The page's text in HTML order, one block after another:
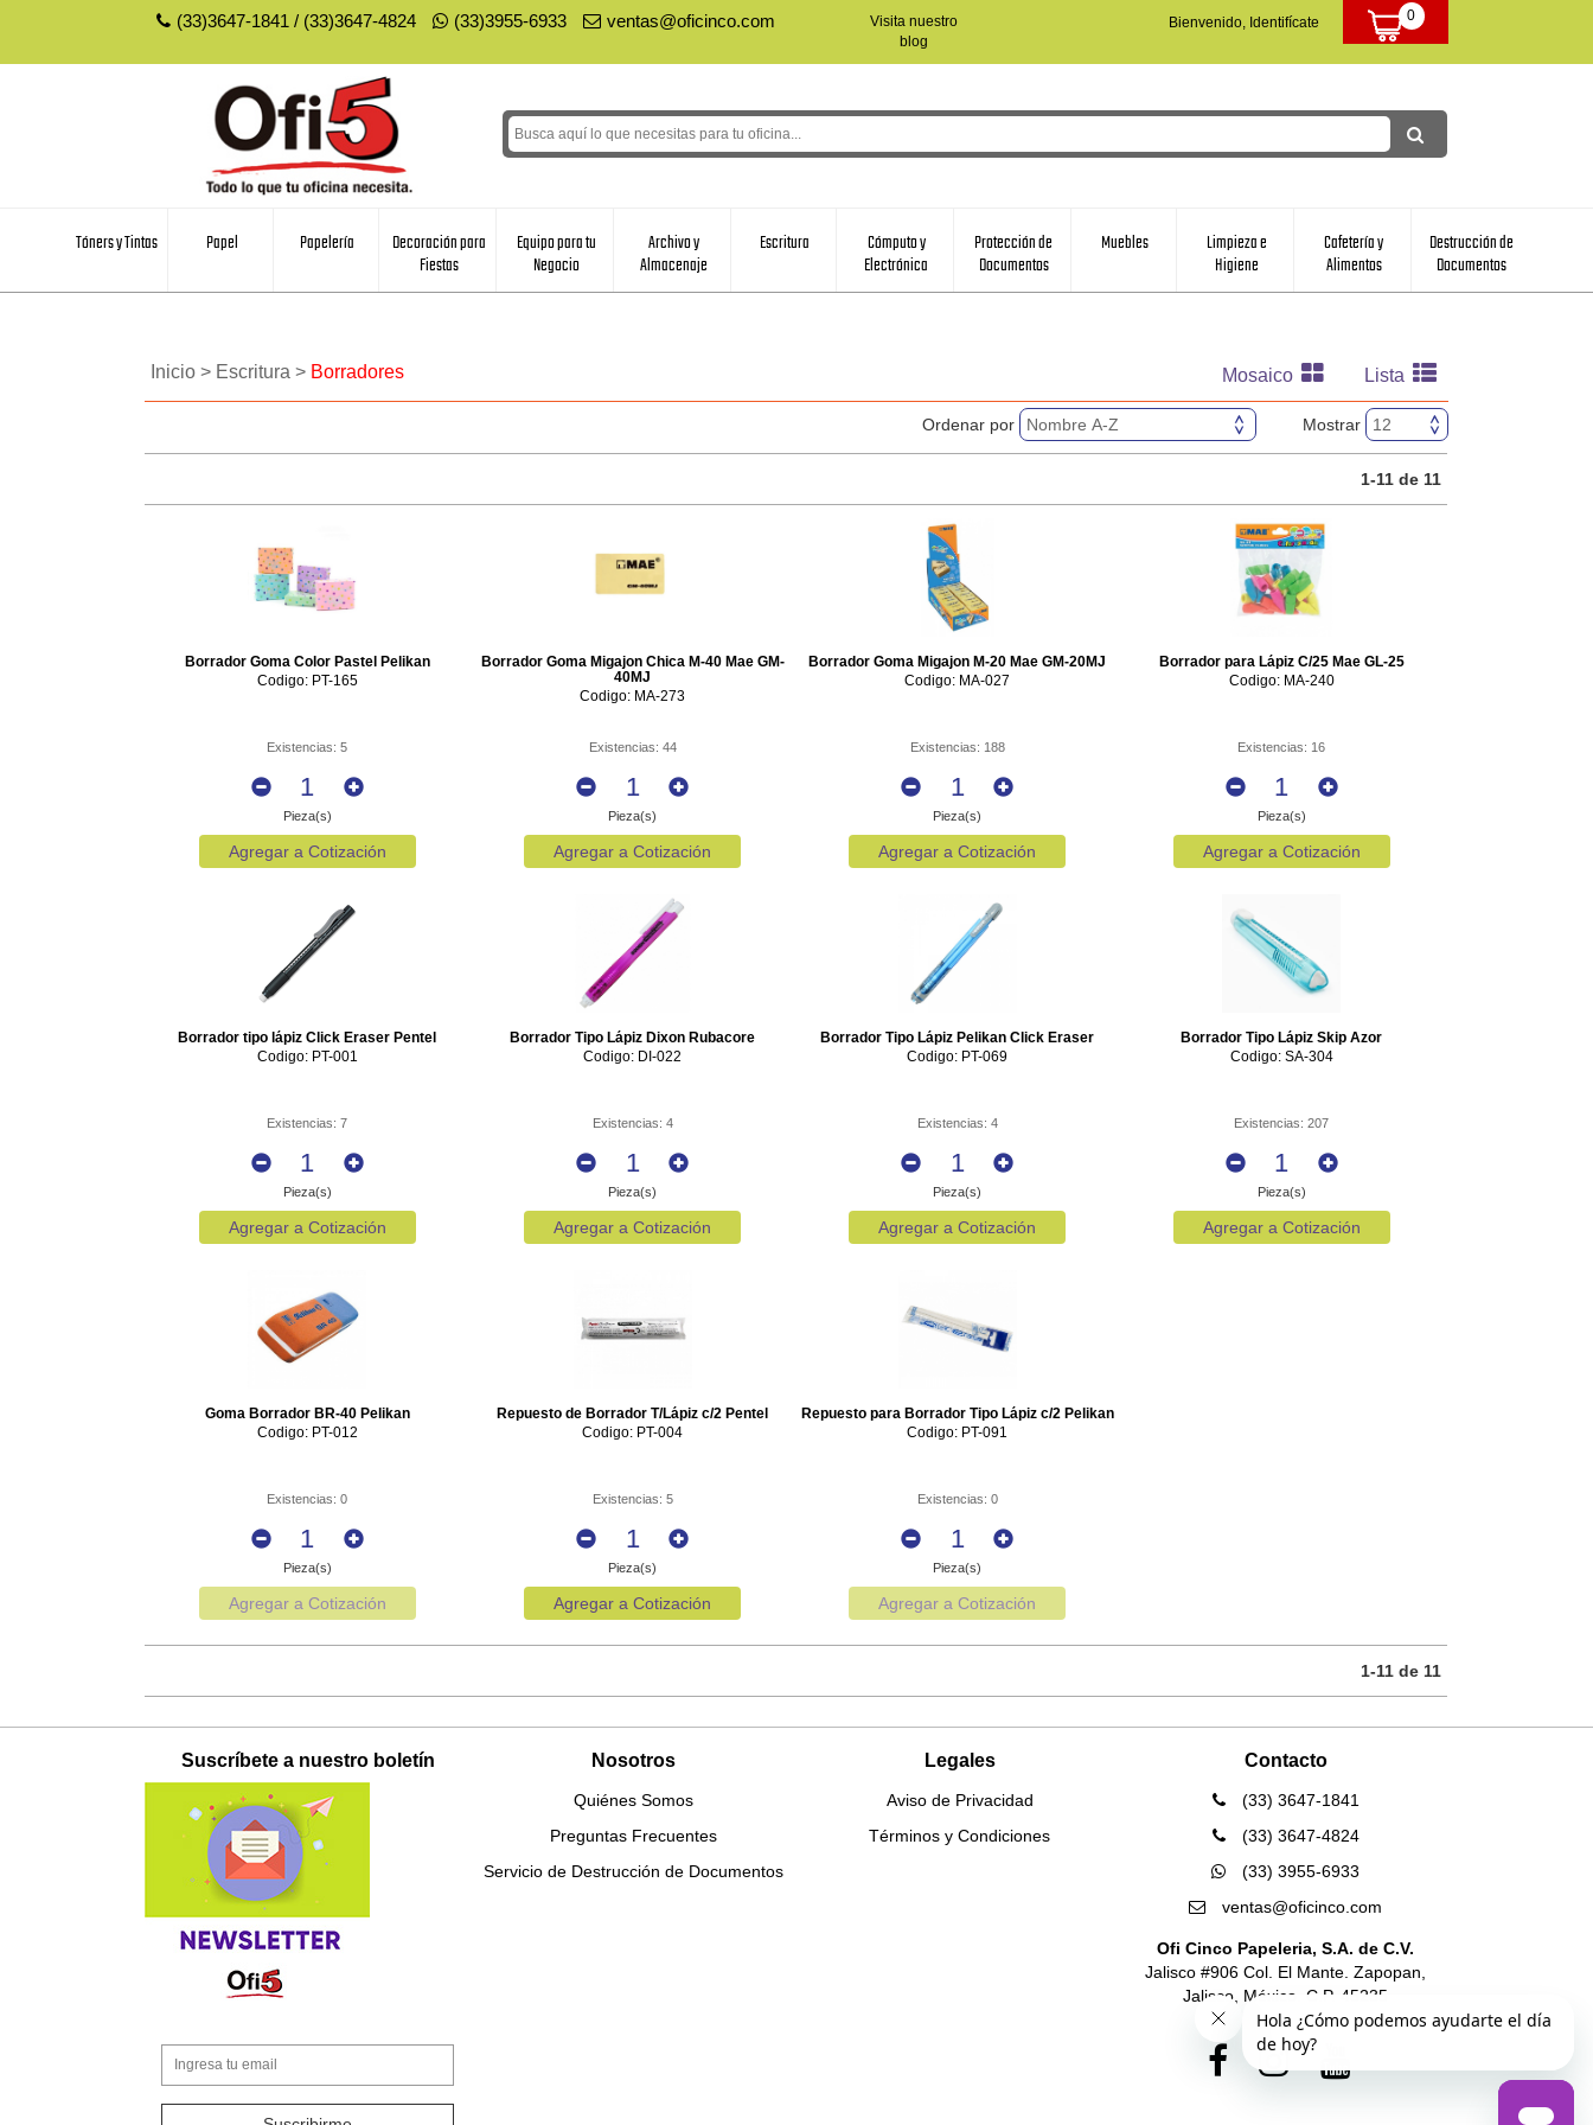
(33)3647-1841 / (33)3647-4824 (33)3955-6933 ventas@oficinco.com
Visita nuestro
blog
Bienvenido, Identifícate 0
Tóners y Tintas Papel Papelería Decoración para
Fiestas
Equipo para tu
Negocio
Archivo y
Almacenaje
Escritura Cómputo y
Electrónica
Protección de
Documentos
Muebles Limpieza e
Higiene
Cafetería y
Alimentos
Destrucción de
Documentos
Inicio > Escritura > Borradores Mosaico Lista
Ordenar por Mostrar
1-11 de 11
Borrador Goma Color Pastel Pelikan
Codigo: PT-165
Existencias: 5
Pieza(s)
Agregar a Cotización
Borrador Goma Migajon Chica M-40 Mae GM-
40MJ
Codigo: MA-273
Existencias: 44
Pieza(s)
Agregar a Cotización
Borrador Goma Migajon M-20 Mae GM-20MJ
Codigo: MA-027
Existencias: 188
Pieza(s)
Agregar a Cotización
Borrador para Lápiz C/25 Mae GL-25
Codigo: MA-240
Existencias: 16
Pieza(s)
Agregar a Cotización
Borrador tipo lápiz Click Eraser Pentel
Codigo: PT-001
Existencias: 7
Pieza(s)
Agregar a Cotización
Borrador Tipo Lápiz Dixon Rubacore
Codigo: DI-022
Existencias: 4
Pieza(s)
Agregar a Cotización
Borrador Tipo Lápiz Pelikan Click Eraser
Codigo: PT-069
Existencias: 4
Pieza(s)
Agregar a Cotización
Borrador Tipo Lápiz Skip Azor
Codigo: SA-304
Existencias: 207
Pieza(s)
Agregar a Cotización
Goma Borrador BR-40 Pelikan
Codigo: PT-012
Existencias: 0
Pieza(s)
Agregar a Cotización
Repuesto de Borrador T/Lápiz c/2 Pentel
Codigo: PT-004
Existencias: 5
Pieza(s)
Agregar a Cotización
Repuesto para Borrador Tipo Lápiz c/2 Pelikan
Codigo: PT-091
Existencias: 0
Pieza(s)
Agregar a Cotización
1-11 de 11
Suscríbete a nuestro boletín Nosotros
Quiénes Somos
Preguntas Frecuentes
Servicio de Destrucción de Documentos
Legales
Aviso de Privacidad
Términos y Condiciones
Contacto
(33) 3647-1841
(33) 3647-4824
(33) 3955-6933
ventas@oficinco.com
Ofi Cinco Papeleria, S.A. de C.V.
Jalisco #906 Col. El Mante. Zapopan,
Jalisco, México. C.P. 45235